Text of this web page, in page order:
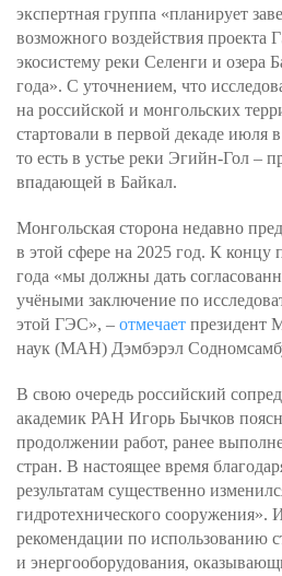
экспертная группа «планирует
возможного воздействия
экосистему реки Селенги и озера
года». С уточнением, что
на российской и монгольских
стартовали в первой декаде июля
то есть в устье реки Эгийн-Гол –
впадающей в Байкал.
Монгольская сторона недавно
в этой сфере на 2025 год. К
года «мы должны дать
учёными заключение по
этой ГЭС», – отмечает президент
наук (МАН) Дэмбэрэл
В свою очередь российский
академик РАН Игорь Бычков
продолжении работ, ранее
стран. В настоящее время
результатам существенно
гидротехнического сооружения».
рекомендации по использованию
и энергооборудования,